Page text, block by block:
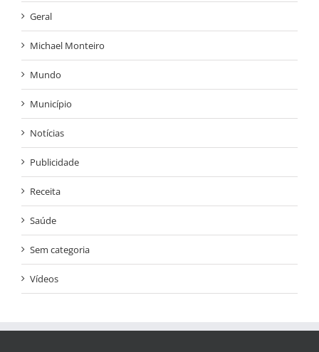
Geral
Michael Monteiro
Mundo
Município
Notícias
Publicidade
Receita
Saúde
Sem categoria
Vídeos